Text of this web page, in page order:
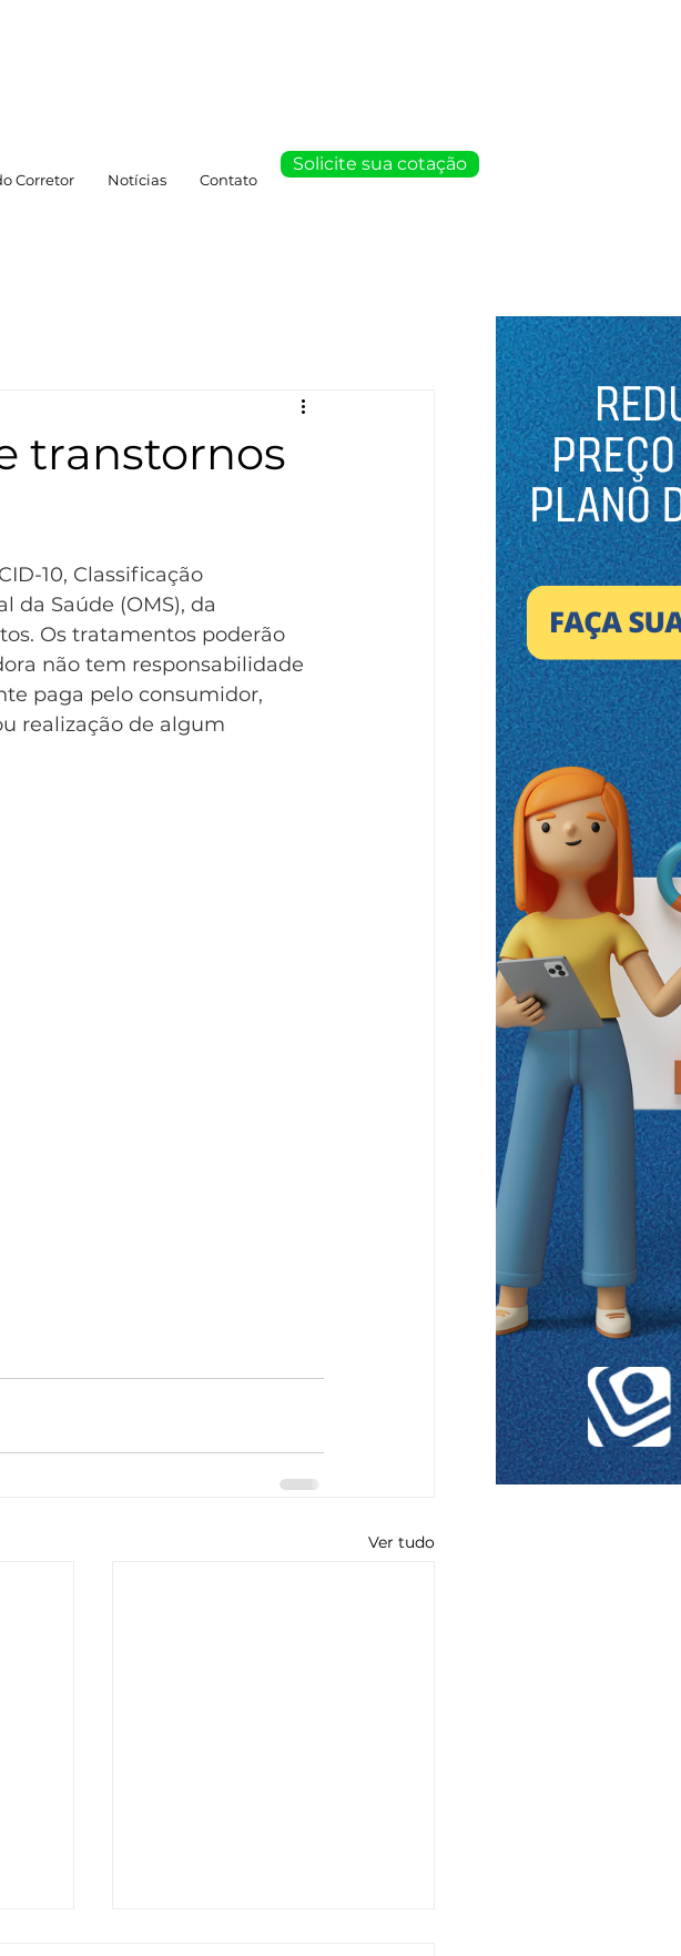
Corretor Notícias Contato
Solicite sua cotação
transtornos
10, Classificação
da Saúde (OMS), da
Os tratamentos poderão
não tem responsabilidade
paga pelo consumidor,
realização de algum
Ver tudo